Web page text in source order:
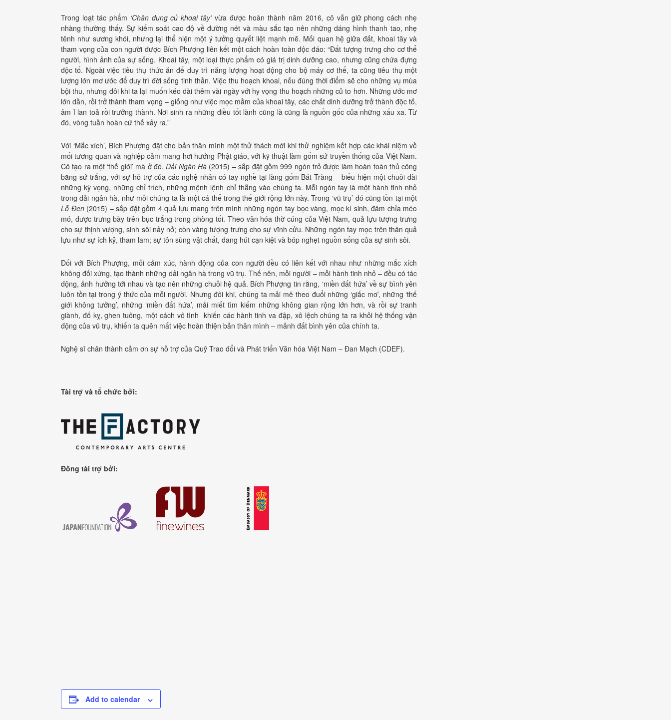
Trong loạt tác phẩm ‘Chân dung củ khoai tây’vừa được hoàn thành năm 2016, cô vẫn giữ phong cách nhẹ
nhàng thường thấy. Sự kiểm soát cao độ về đường nét và màu sắc tạo nên những dáng hình thanh tao, nhẹ
tênh như sương khói, nhưng lại thể hiện một ý tưởng quyết liệt mạnh mẽ. Mối quan hệ giữa đất, khoai tây và
tham vọng của con người được Bích Phượng liên kết một cách hoàn toàn độc đáo: “Đất tượng trưng cho cơ thể
người, hình ảnh của sự sống. Khoai tây, một loại thực phẩm có giá trị dinh dưỡng cao, nhưng cũng chứa đựng
độc tố. Ngoài việc tiêu thụ thức ăn để duy trì năng lượng hoạt động cho bộ máy cơ thể, ta cũng tiêu thụ một
lượng lớn mơ ước để duy trì đời sống tinh thần. Việc thu hoạch khoai, nếu đúng thời điểm sẽ cho những vụ mùa
bội thu, nhưng đôi khi ta lại muốn kéo dài thêm vài ngày với hy vọng thu hoạch những củ to hơn. Những ước mơ
lớn dần, rồi trở thành tham vọng – giống như việc mọc mầm của khoai tây, các chất dinh dưỡng trở thành độc tố,
âm ỉ lan toả rồi trưởng thành. Nơi sinh ra những điều tốt lành cũng là cũng là nguồn gốc của những xấu xa. Từ
đó, vòng tuần hoàn cứ thế xảy ra.”
Với ‘Mắc xích’, Bích Phượng đặt cho bản thân mình một thử thách mới khi thử nghiệm kết hợp các khái niệm về
mối tương quan và nghiệp cảm mang hơi hướng Phật giáo, với kỹ thuật làm gốm sứ truyền thống của Việt Nam.
Cô tạo ra một ‘thế giới’ mà ở đó,Dải Ngân Hà (2015) –sắp đặt gồm 999 ngón trỏ được làm hoàn toàn thủ công
bằng sứ trắng, với sự hỗ trợ của các nghệ nhân có tay nghề tại làng gốm Bát Tràng – biểu hiện một chuỗi dài
những kỳ vọng, những chỉ trích, những mệnh lệnh chỉ thẳng vào chúng ta. Mỗi ngón tay là một hành tinh nhỏ
trong dải ngân hà, như mỗi chúng ta là một cá thể trong thế giới rộng lớn này. Trong ‘vũ trụ’ đó cũng tồn tại một
Lỗ Đen (2015) – sắp đặt gồm 4 quả lựu mang trên mình những ngón tay bọc vàng, mọc kí sinh, đâm chỉa méo
mó, được trưng bày trên bục trắng trong phòng tối. Theo văn hóa thờ cúng của Việt Nam, quả lựu tượng trưng
cho sự thịnh vượng, sinh sôi nảy nở; còn vàng tượng trưng cho sự vĩnh cửu. Những ngón tay mọc trên thân quả
lựu như sự ích kỷ, tham lam; sự tôn sùng vật chất, đang hút cạn kiệt và bóp nghẹt nguồn sống của sự sinh sôi.
Đối với Bích Phượng, mỗi cảm xúc, hành động của con người đều có liên kết với nhau như những mắc xích
không đối xứng, tạo thành những dải ngân hà trong vũ trụ. Thế nên, mỗi người – mỗi hành tinh nhỏ – đều có tác
động, ảnh hưởng tới nhau và tạo nên những chuỗi hệ quả. Bích Phượng tin rằng, ‘miền đất hứa’ về sự bình yên
luôn tồn tại trong ý thức của mỗi người. Nhưng đôi khi, chúng ta mải mê theo đuổi những ‘giấc mơ’, những ‘thế
giới không tưởng’, những ‘miền đất hứa’, mải miết tìm kiếm những không gian rộng lớn hơn, và rồi sự tranh
giành, đố kỵ, ghen tuông, một cách vô tình khiến các hành tinh va đập, xô lệch chúng ta ra khỏi hệ thống vận
động của vũ trụ, khiến ta quên mất việc hoàn thiện bản thân mình – mảnh đất bình yên của chính ta.
Nghệ sĩ chân thành cảm ơn sự hỗ trợ của Quỹ Trao đổi và Phát triển Văn hóa Việt Nam – Đan Mạch (CDEF).
Tài trợ và tổ chức bởi:
Đồng tài trợ bởi:
Add to calendar